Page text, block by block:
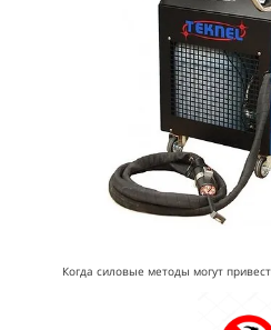
Когда силовые методы могут